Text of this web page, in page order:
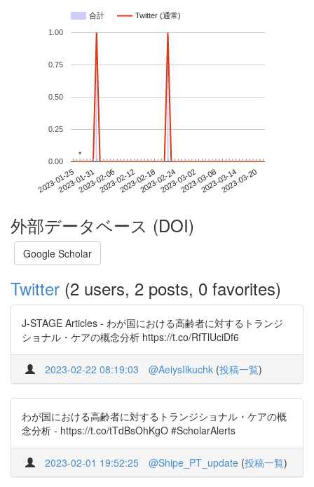
合計 Twitter (通常)
2023-01-252023-01-312023-02-062023-02-122023-02-182023-02-242023-03-022023-03-082023-03-142023-03-20
0.00
0.25
0.50
0.75
1.00
**
外部データベース (DOI)
Google Scholar
Twitter (2 users, 2 posts, 0 favorites)
J-STAGE Articles - わが国における高齢者に対するトランジ
ショナル・ケアの概念分析 https://t.co/RfTlUciDf6
2023-02-22 08:19:03 @AeiysIikuchk (投稿一覧)
わが国における高齢者に対するトランジショナル・ケアの概
念分析 - https://t.co/tTdBsOhKgO #ScholarAlerts
2023-02-01 19:52:25 @Shipe_PT_update (投稿一覧)